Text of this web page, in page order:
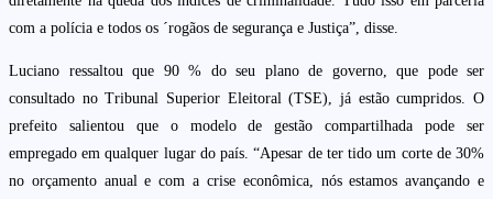
com a polícia e todos os ´rogãos de segurança e Justiça”, disse.
Luciano ressaltou que 90 % do seu plano de governo, que pode ser
consultado no Tribunal Superior Eleitoral (TSE), já estão cumpridos. O
prefeito salientou que o modelo de gestão compartilhada pode ser
empregado em qualquer lugar do país. “Apesar de ter tido um corte de 30%
no orçamento anual e com a crise econômica, nós estamos avançando e